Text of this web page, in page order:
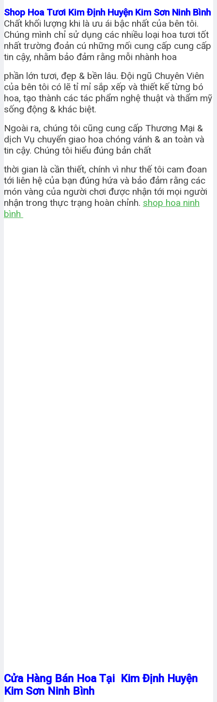
Shop Hoa Tươi Kim Định Huyện Kim Sơn Ninh Bình
Chất khối lượng khi là ưu ái bậc nhất của bên tôi.
Chúng mình chỉ sử dụng các nhiều loại hoa tươi tốt
nhất trường đoản cú những mối cung cấp cung cấp
tin cậy, nhằm bảo đảm rằng mỗi nhành hoa
phần lớn tươi, đẹp & bền lâu. Đội ngũ Chuyên Viên
của bên tôi có lẽ tỉ mỉ sắp xếp và thiết kế từng bó
hoa, tạo thành các tác phẩm nghệ thuật và thẩm mỹ
sống động & khác biệt.
Ngoài ra, chúng tôi cũng cung cấp Thương Mại &
dịch Vụ chuyển giao hoa chóng vánh & an toàn và
tin cậy. Chúng tôi hiểu đúng bản chất
thời gian là cần thiết, chính vì như thế tôi cam đoan
tới liên hệ của bạn đúng hứa và bảo đảm rằng các
món vàng của người chơi được nhận tới mọi người
nhận trong thực trạng hoàn chỉnh. shop hoa ninh
bình
Cửa Hàng Bán Hoa Tại Kim Định Huyện
Kim Sơn Ninh Bình